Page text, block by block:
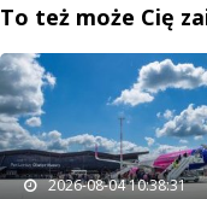
To też może Cię
2026-08-04 10:38:31